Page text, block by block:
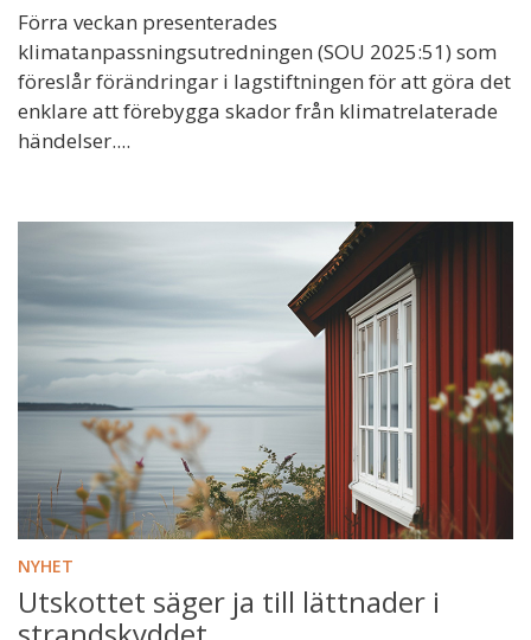
Förra veckan presenterades
klimatanpassningsutredningen (SOU 2025:51) som
föreslår förändringar i lagstiftningen för att göra det
enklare att förebygga skador från klimatrelaterade
händelser....
NYHET
Utskottet säger ja till lättnader i